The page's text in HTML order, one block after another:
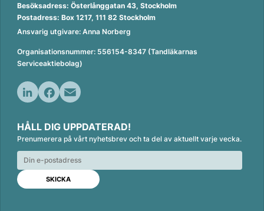
Besöksadress: Österlånggatan 43, Stockholm
Postadress: Box 1217, 111 82 Stockholm
Ansvarig utgivare: Anna Norberg
Organisationsnummer: 556154-8347 (Tandläkarnas
Serviceaktiebolag)
n
k
e
d
n
c
e
b
o
o
k
a
i
l
HÅLL DIG UPPDATERAD!
Prenumerera på vårt nyhetsbrev och ta del av aktuellt varje vecka.